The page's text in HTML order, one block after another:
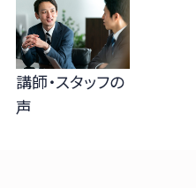
講師・スタッフの
声